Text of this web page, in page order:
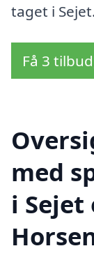
taget i Sejet.
Få 3
med
i